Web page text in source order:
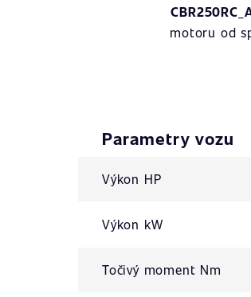
motoru od
Parametry vozu
Výkon HP
Výkon kW
Točivý moment Nm